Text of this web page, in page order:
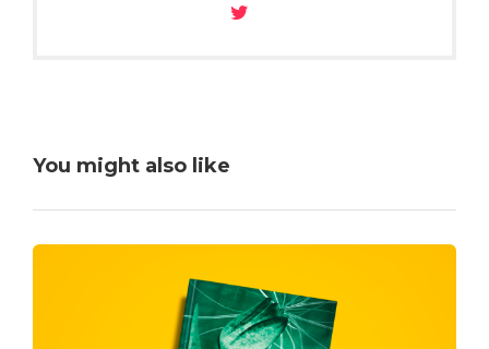
You might also like